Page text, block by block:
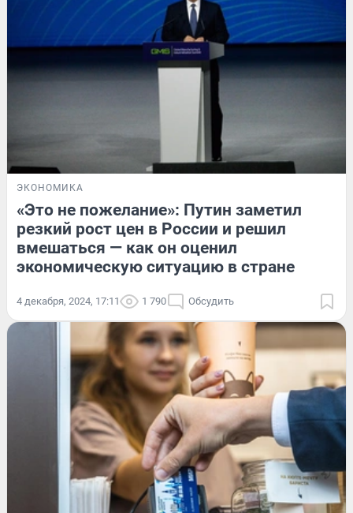
ЭКОНОМИКА
«Это не пожелание»: Путин заметил
резкий рост цен в России и решил
вмешаться — как он оценил
экономическую ситуацию в стране
4 декабря, 2024, 17:11 1 790 Обсудить